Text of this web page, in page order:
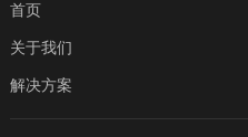
首页
关于我们
解决方案